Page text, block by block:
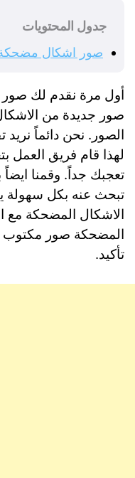
جدول المحتويات
صور اشكال
أول مرة نقدم لك
صور جديدة من
الصور. نحن دائماً
لهذا قام فريق
تعجبك جداً. وقمنا
تبحث عنه بكل سهولة
الاشكال المضحكة مع
المضحكة صور مكتوب
تأكيد.